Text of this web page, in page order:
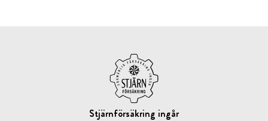
Stjärnförsäkring ingår